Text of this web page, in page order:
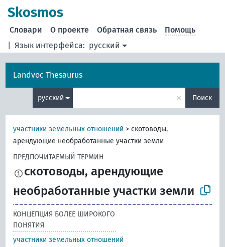
Skosmos
Язык интерфейса: русский
Словари О проекте Обратная связь Помощь
Landvoc Thesaurus
русский × Поиск
участники земельных отношений >скотоводы,
арендующие необработанные участки земли
ПРЕДПОЧИТАЕМЫЙ ТЕРМИН
скотоводы, арендующие
необработанные участки земли
КОНЦЕПЦИЯ БОЛЕЕ ШИРОКОГО
ПОНЯТИЯ
участники земельных отношений